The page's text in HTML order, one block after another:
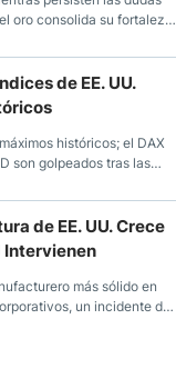
oro consolida su fortaleza
desde Estados
de EE. UU.
históricos; el DAX
son golpeados tras las
de los $80 con nuevas
estabilizarse frente al
tasas caen en EE. UU.
de EE. UU. Crece
Intervienen
más sólido en
un incidente de
del petróleo.